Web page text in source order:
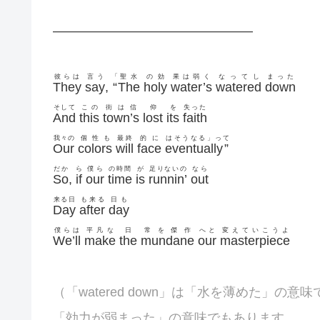
———————————————–
They
彼らは
say
言う
, “
「
The
聖水
holy
の効
water’s
果は弱く
watered
なってし
down
まった
And
そして
this
この
town’s
街は信
lost
仰
its
を
faith
失った
Our
我々の
colors
個性も
will
最終
face
的に
eventually
はそうなる」っ
”
て
So
だか
, if
ら
our
僕ら
time
の時間
is
が
runnin’
足りないの
out
なら
Day
来る日
after
も来る
day
日も
We’ll
僕らは
make
平凡な
the
日
mundane
常を傑作
our
へと
masterpiece
変えていこうよ
（「watered down」は「水を薄めた」の意味